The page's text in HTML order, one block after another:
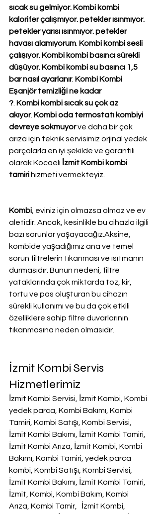
sıcak su gelmiyor. Kombi kombi
kalorifer çalışmıyor. petekler ısınmıyor.
petekler yarısı ısınmıyor. petekler
havası alamıyorum Kombi kombi sesli
çalışıyor. Kombi kombi basıncı sürekli
düşüyor. Kombi kombi su basıncı 1,5
bar nasıl ayarlanır. Kombi Kombi
Eşanjör temizliği ne kadar
? Kombi kombi sıcak su çok az
akıyor. Kombi oda termostatı kombiyi
devreye sokmuyor ve daha bir çok
arıza için teknik servisimiz orjinal yedek
parçalarla en iyi şekilde ve garantili
olarak Kocaeli İzmit Kombi kombi
tamiri hizmeti vermekteyiz.
Kombi , eviniz için olmazsa olmaz ve ev
aletidir. Ancak, kesinlikle bu cihazla ilgili
bazı sorunlar yaşayacağız.Aksine,
kombide yaşadığımız ana ve temel
sorun filtrelerin tıkanması ve ısıtmanın
durmasıdır. Bunun nedeni, filtre
yataklarında çok miktarda toz, kir,
tortu ve pas oluşturan bu cihazın
sürekli kullanımı ve bu da çok etkili
özelliklere sahip filtre duvarlarının
tıkanmasına neden olmasıdır.
İzmit Kombi Servis
Hizmetlerimiz
İzmit Kombi Servisi, İzmit Kombi, Kombi
yedek parca, Kombi Bakımı, Kombi
Tamiri, Kombi Satışı, Kombi Servisi,
İzmit Kombi Bakımı, İzmit Kombi Tamiri,
İzmit Kombi Arıza, İzmit Kombi, Kombi
Bakımı, Kombi Tamiri, yedek parca
kombi, Kombi Satışı, Kombi Servisi,
İzmit Kombi Bakımı, İzmit Kombi Tamiri,
İzmit, Kombi, Kombi Bakım, Kombi
Arıza, Kombi Tamir,   İzmit Kombi,